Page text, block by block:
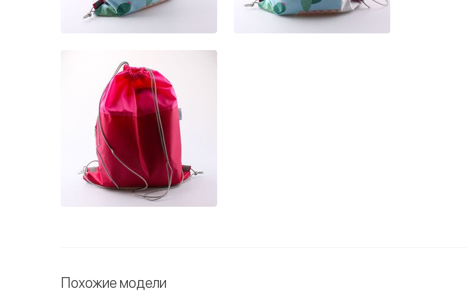
Похожие модели